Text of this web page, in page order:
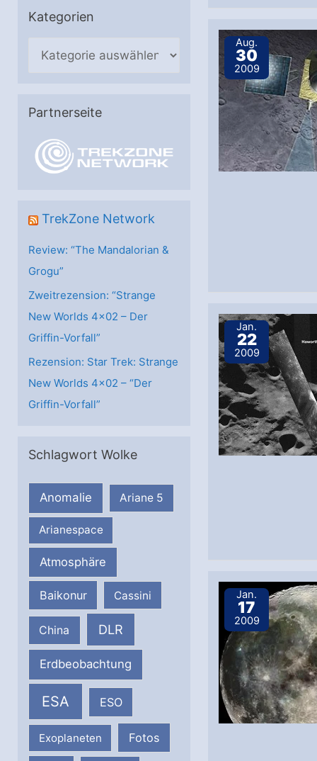
Kategorien
e
e
Partnerseite
TrekZone Network
Review: “The Mandalorian &
Grogu”
Zweitrezension: “Strange
New Worlds 4×02 – Der
Griffin-Vorfall”
Rezension: Star Trek: Strange
New Worlds 4×02 – “Der
Griffin-Vorfall”
Schlagwort Wolke
Anomalie Ariane 5
Arianespace
Atmosphäre
Baikonur Cassini
China DLR
Erdbeobachtung
ESA ESO
Exoplaneten Fotos
Aug.
30
2009
Jan.
22
2009
Jan.
17
2009